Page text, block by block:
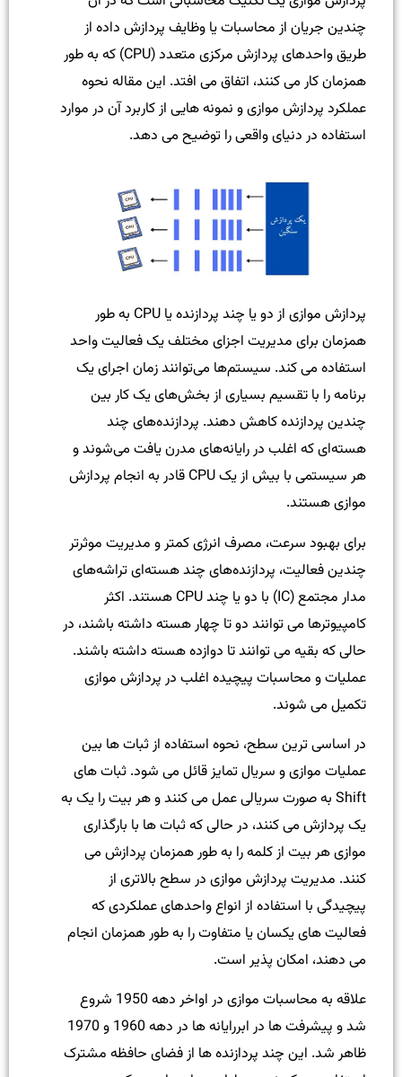
چندین جریان از محاسبات یا وظایف پردازش داده از
طریق واحدهای پردازش مرکزی متعدد (CPU) که به طور
همزمان کار می کنند، اتفاق می افتد. این مقاله نحوه
عملکرد پردازش موازی و نمونه هایی از کاربرد آن در موارد
استفاده در دنیای واقعی را توضیح می دهد.
پردازش موازی از دو یا چند پردازنده یا CPU به طور
همزمان برای مدیریت اجزای مختلف یک فعالیت واحد
استفاده می کند. سیستم‌ها می‌توانند زمان اجرای یک
برنامه را با تقسیم بسیاری از بخش‌های یک کار بین
چندین پردازنده کاهش دهند. پردازنده‌های چند
هسته‌ای که اغلب در رایانه‌های مدرن یافت می‌شوند و
هر سیستمی با بیش از یک CPU قادر به انجام پردازش
موازی هستند.
برای بهبود سرعت، مصرف انرژی کمتر و مدیریت موثرتر
چندین فعالیت، پردازنده‌های چند هسته‌ای تراشه‌های
مدار مجتمع (IC) با دو یا چند CPU هستند. اکثر
کامپیوترها می توانند دو تا چهار هسته داشته باشند، در
حالی که بقیه می توانند تا دوازده هسته داشته باشند.
عملیات و محاسبات پیچیده اغلب در پردازش موازی
تکمیل می شوند.
در اساسی ترین سطح، نحوه استفاده از ثبات ها بین
عملیات موازی و سریال تمایز قائل می شود. ثبات های
Shift به صورت سریالی عمل می کنند و هر بیت را یک به
یک پردازش می کنند، در حالی که ثبات ها با بارگذاری
موازی هر بیت از کلمه را به طور همزمان پردازش می
کنند. مدیریت پردازش موازی در سطح بالاتری از
پیچیدگی با استفاده از انواع واحدهای عملکردی که
فعالیت های یکسان یا متفاوت را به طور همزمان انجام
می دهند، امکان پذیر است.
علاقه به محاسبات موازی در اواخر دهه 1950 شروع
شد و پیشرفت ها در ابررایانه ها در دهه 1960 و 1970
ظاهر شد. این چند پردازنده ها از فضای حافظه مشترک